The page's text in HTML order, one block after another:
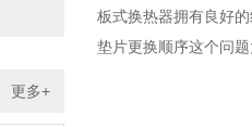
更多+
板式换热器拥有良好
垫片更换顺序这个问